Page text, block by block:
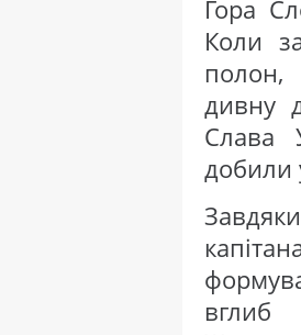
Гора
Коли
полон,
дивну
Слава
добили
вглиб